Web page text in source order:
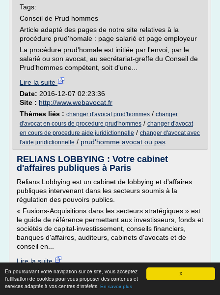
X
En poursuivant votre navigation sur ce site, vous acceptez
l'utilisation de cookies pour vous proposer des contenus et
services adaptés à vos centres d'intérêts. En savoir plus
Tags:
Conseil de Prud hommes
Article adapté des pages de notre site relatives à la
procédure prud'homale : page salarié et page employeur
La procédure prud'homale est initiée par l'envoi, par le
salarié ou son avocat, au secrétariat-greffe du Conseil de
Prud'hommes compétent, soit d'une...
Lire la suite
Date: 2016-12-07 02:23:36
Site : http://www.webavocat.fr
Thèmes liés : changer d'avocat prud'hommes / changer
d'avocat en cours de procedure prud'hommes / changer d'avocat
en cours de procedure aide juridictionnelle / changer d'avocat avec
l'aide juridictionnelle / prud'homme avocat ou pas
RELIANS LOBBYING : Votre cabinet
d'affaires publiques à Paris
Relians Lobbying est un cabinet de lobbying et d'affaires
publiques intervenant dans les secteurs soumis à la
régulation des pouvoirs publics.
« Fusions-Acquisitions dans les secteurs stratégiques » est
le guide de référence permettant aux investisseurs, fonds et
sociétés de capital-investissement, conseils financiers,
banques d'affaires, auditeurs, cabinets d'avocats et de
conseil en...
Lire la suite
Site :http://www.relians-lobbying.com